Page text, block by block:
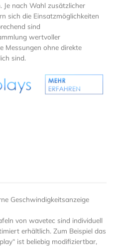
Je nach Wahl zusätzlicher
sich die Einsatzmöglichkeiten
sind
wertvoller
Messungen ohne direkte
sind.
Geschwindigkeitsanzeige
von wavetec sind individuell
erhältlich. Zum Beispiel das
ist beliebig modifiziertbar,